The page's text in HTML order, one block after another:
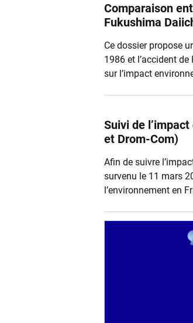
Comparaison
Fukushima
Ce dossier propose
1986 et l’accident
sur l’impact
Suivi de
et Drom-Com)
​​Afin de suivre
survenu le 11 mars
l’environnement en